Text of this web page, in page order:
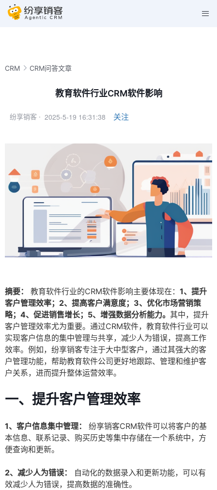
CRM CRM问答文章
教育软件行业CRM软件影响
纷享销客 · 2025-5-19 16:31:38 关注
摘要： 教育软件行业的CRM软件影响主要体现在： 1、提升
客户管理效率；2、提高客户满意度；3、优化市场营销策
略；4、促进销售增长；5、增强数据分析能力。 其中，提升
客户管理效率尤为重要。通过CRM软件，教育软件行业可以
实现客户信息的集中管理与共享，减少人为错误，提高工作
效率。例如，纷享销客专注于大中型客户，通过其强大的客
户管理功能，帮助教育软件公司更好地跟踪、管理和维护客
户关系，进而提升整体运营效率。
一、提升客户管理效率
1、客户信息集中管理：
纷享销客CRM软件可以将客户的基
本信息、联系记录、购买历史等集中存储在一个系统中，方
便查询和更新。
2、减少人为错误：
自动化的数据录入和更新功能，可以有
效减少人为错误，提高数据的准确性。